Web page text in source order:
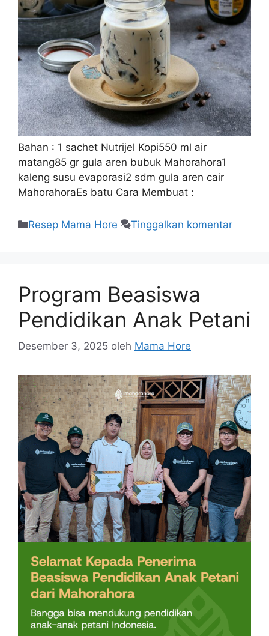
Bahan : 1 sachet Nutrijel Kopi550 ml air
matang85 gr gula aren bubuk Mahorahora1
kaleng susu evaporasi2 sdm gula aren cair
MahorahoraEs batu Cara Membuat :
Resep Mama Hore Tinggalkan komentar
Program Beasiswa
Pendidikan Anak Petani
Desember 3, 2025 oleh Mama Hore